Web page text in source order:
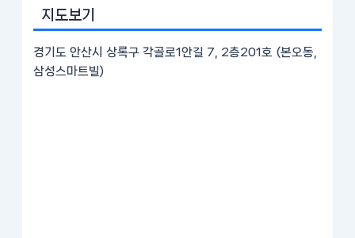
지도보기
경기도 안산시 상록구 각골로1안길 7, 2층201호 (본오동,
삼성스마트빌)